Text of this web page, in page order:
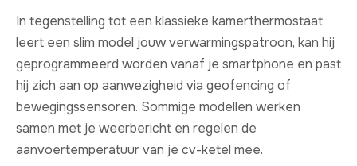
In tegenstelling tot een klassieke kamerthermostaat
leert een slim model jouw verwarmingspatroon, kan hij
geprogrammeerd worden vanaf je smartphone en past
hij zich aan op aanwezigheid via geofencing of
bewegingssensoren. Sommige modellen werken
samen met je weerbericht en regelen de
aanvoertemperatuur van je cv-ketel mee.